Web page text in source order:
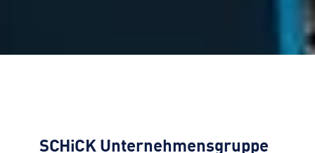
SCHiCKUnternehmensgruppe